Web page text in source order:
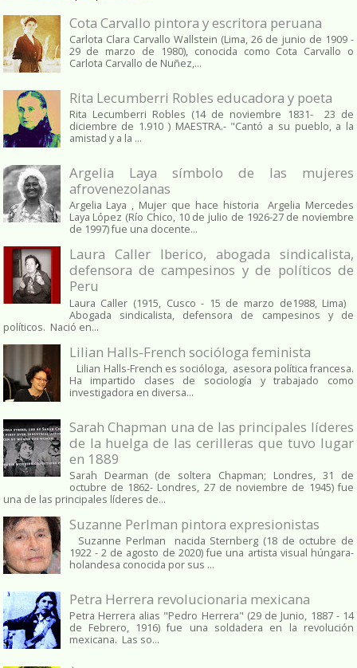
Cota Carvallo pintora y escritora peruana
Carlota Clara Carvallo Wallstein (Lima, 26 de junio de 1909 -
29 de marzo de 1980), conocida como Cota Carvallo o
Carlota Carvallo de Nuñez,...
Rita Lecumberri Robles educadora y poeta
Rita Lecumberri Robles (14 de noviembre 1831- 23 de
diciembre de 1.910 ) MAESTRA.- "Cantó a su pueblo, a la
amistad y a la ...
Argelia Laya símbolo de las mujeres
afrovenezolanas
Argelia Laya , Mujer que hace historia Argelia Mercedes
Laya López (Río Chico, 10 de julio de 1926-27 de noviembre
de 1997) fue una docente...
Laura Caller Iberico, abogada sindicalista,
defensora de campesinos y de políticos de
Peru
Laura Caller (1915, Cusco - 15 de marzo de1988, Lima)
Abogada sindicalista, defensora de campesinos y de
políticos. Nació en...
Lilian Halls-French socióloga feminista
Lilian Halls-French es socióloga, asesora política francesa.
Ha impartido clases de sociología y trabajado como
investigadora en diversa...
Sarah Chapman una de las principales líderes
de la huelga de las cerilleras que tuvo lugar
en 1889
Sarah Dearman (de soltera Chapman; Londres, 31 de
octubre de 1862​- Londres, 27 de noviembre de 1945)​ fue
una de las principales líderes de...
Suzanne Perlman pintora expresionistas
Suzanne Perlman nacida Sternberg (18 de octubre de
1922 - 2 de agosto de 2020) fue una artista visual húngara-
holandesa conocida por sus ...
Petra Herrera revolucionaria mexicana
Petra Herrera alias "Pedro Herrera" (29 de Junio, 1887 - 14
de Febrero, 1916) fue una soldadera en la revolución
mexicana. Las so...